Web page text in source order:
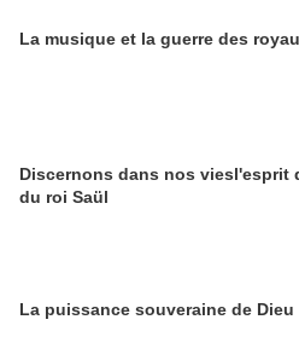
Discernons dans nos viesl'esprit
du roi Saül
La puissance souveraine de Dieu